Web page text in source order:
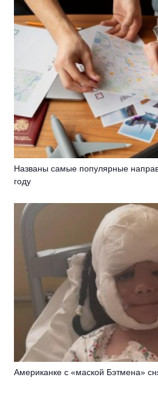
Названы самые популярные
году
Американке с «маской Бэтмена»